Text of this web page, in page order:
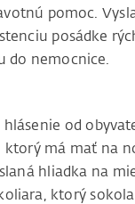
pomoc.
posádke
do nemocnice.
hlásenie od
má mať na
hliadka na
ktorý